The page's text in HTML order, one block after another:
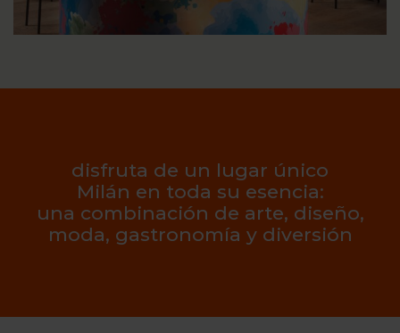
disfruta de un lugar único
Milán en toda su esencia:
una combinación de arte, diseño,
moda, gastronomía y diversión